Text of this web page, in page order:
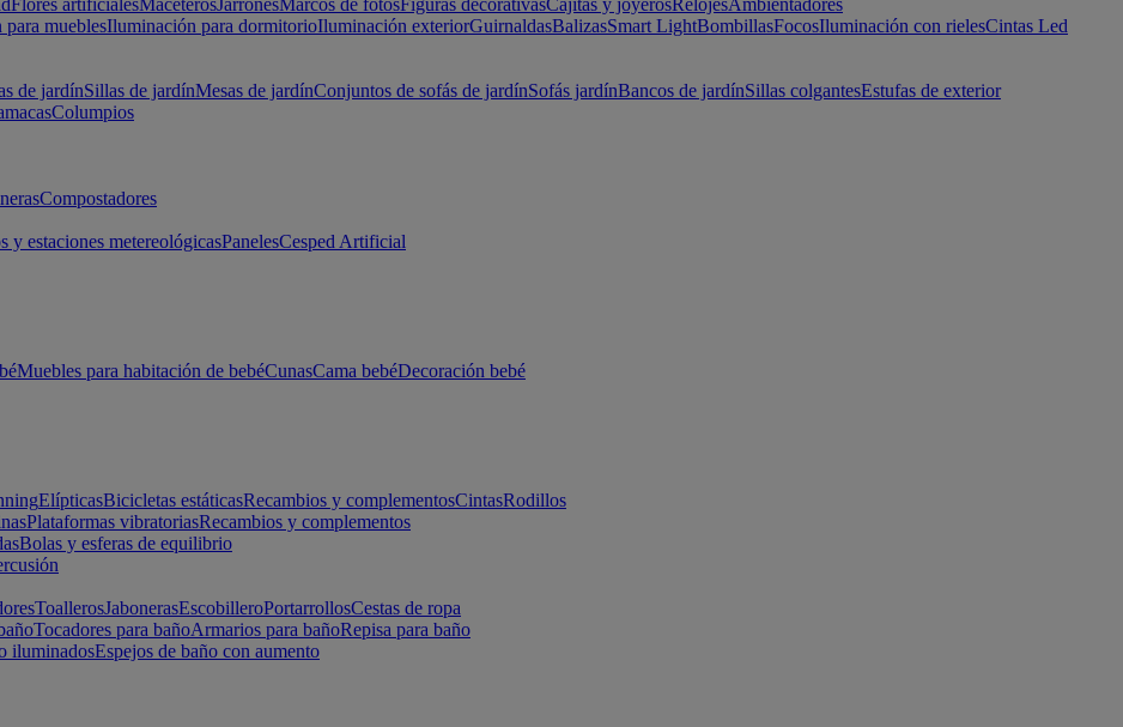
Flores artificialesMaceterosJarronesMarcos de fotosFiguras decorativasCajitas y joyerosRelojesAmbientadores
mueblesIluminación para dormitorioIluminación exteriorGuirnaldasBalizasSmart LightBombillasFocosIluminación con rielesCintas Led
de jardínSillas de jardínMesas de jardínConjuntos de sofás de jardínSofás jardínBancos de jardínSillas colgantesEstufas de exterior
Columpios
Compostadores
y estaciones metereológicasPanelesCesped Artificial
Muebles para habitación de bebéCunasCama bebéDecoración bebé
ElípticasBicicletas estáticasRecambios y complementosCintasRodillos
Plataformas vibratoriasRecambios y complementos
Bolas y esferas de equilibrio
ToallerosJabonerasEscobilleroPortarrollosCestas de ropa
Tocadores para bañoArmarios para bañoRepisa para baño
iluminadosEspejos de baño con aumento